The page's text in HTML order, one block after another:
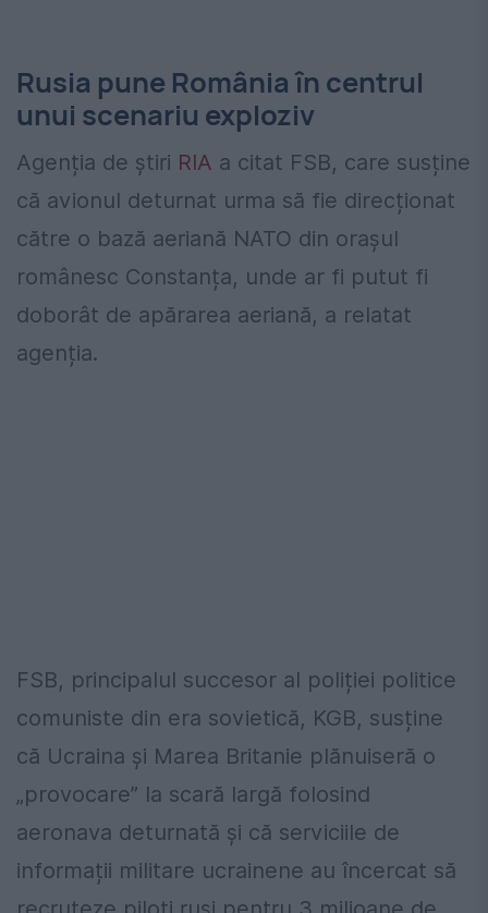
Rusia pune România în centrul
unui scenariu exploziv
Agenția de știri RIA a citat FSB, care susține
că avionul deturnat urma să fie direcționat
către o bază aeriană NATO din orașul
românesc Constanța, unde ar fi putut fi
doborât de apărarea aeriană, a relatat
agenția.
FSB, principalul succesor al poliției politice
comuniste din era sovietică, KGB, susține
că Ucraina și Marea Britanie plănuiseră o
„provocare” la scară largă folosind
aeronava deturnată și că serviciile de
informații militare ucrainene au încercat să